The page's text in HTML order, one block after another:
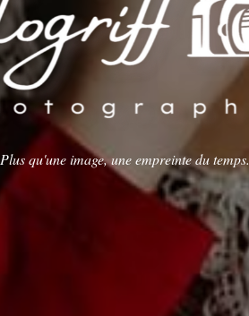
Plus qu'une image, une empreinte du temps.